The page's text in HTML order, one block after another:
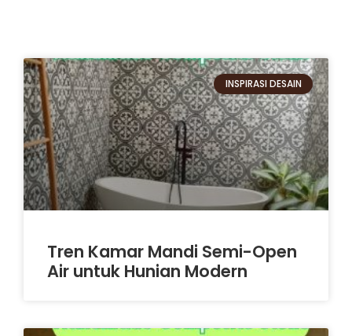
INSPIRASI DESAIN
Tren Kamar Mandi Semi-Open
Air untuk Hunian Modern